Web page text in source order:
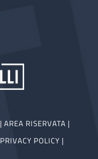
| AREA RISERVATA |
PRIVACY POLICY |